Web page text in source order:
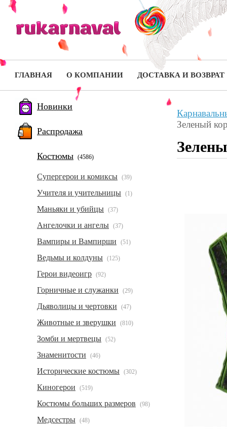
ГЛАВНАЯ О КОМПАНИИ ДОСТАВКА И ВОЗВРАТ
Новинки
Распродажа
Костюмы (4586)
Супергерои и комиксы (39)
Учителя и учительницы (1)
Маньяки и убийцы (37)
Ангелочки и ангелы (37)
Вампиры и Вампирши (51)
Ведьмы и колдуны (125)
Герои видеоигр (92)
Горничные и служанки (29)
Дьяволицы и чертовки (47)
Животные и зверушки (810)
Зомби и мертвецы (52)
Знаменитости (46)
Исторические костюмы (302)
Киногерои (519)
Костюмы больших размеров (98)
Медсестры (48)
Зеленый